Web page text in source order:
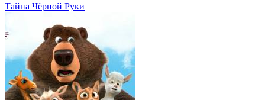
Тайна Чёрной Руки